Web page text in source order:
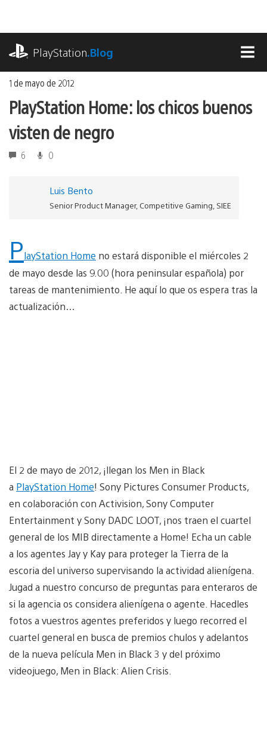
contenido
PlayStation.Blog
1 de mayo de 2012
PlayStation Home: los chicos buenos
visten de negro
6 0
Luis Bento
Senior Product Manager, Competitive Gaming, SIEE
PlayStation Home no estará disponible el miércoles 2
de mayo desde las 9.00 (hora peninsular española) por
tareas de mantenimiento. He aquí lo que os espera tras la
actualización…
El 2 de mayo de 2012, ¡llegan los Men in Black
a PlayStation Home! Sony Pictures Consumer Products,
en colaboración con Activision, Sony Computer
Entertainment y Sony DADC LOOT, ¡nos traen el cuartel
general de los MIB directamente a Home! Echa un cable
a los agentes Jay y Kay para proteger la Tierra de la
escoria del universo supervisando la actividad alienígena.
Jugad a nuestro concurso de preguntas para enteraros de
si la agencia os considera alienígena o agente. Hacedles
fotos a vuestros agentes preferidos y luego recorred el
cuartel general en busca de premios chulos y adelantos
de la nueva película Men in Black 3 y del próximo
videojuego, Men in Black: Alien Crisis.